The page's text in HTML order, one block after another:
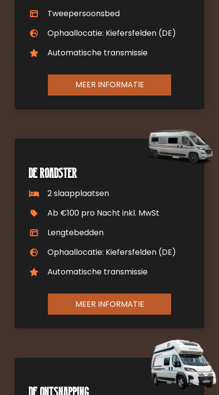
Tweepersoonsbed
Ophaallocatie: Kiefersfelden (DE)
Automatische transmissie
MEER INFORMATIE
De Roadster
2 slaapplaatsen
Ab €100 pro Nacht inkl. MwSt
Lengtebedden
Ophaallocatie: Kiefersfelden (DE)
Automatische transmissie
MEER INFORMATIE
De ontsnapping